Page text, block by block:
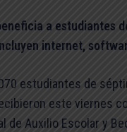
a estudiantes
internet,
estudiantes de
este viernes
de Auxilio Escolar y